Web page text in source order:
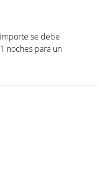
se debe
noches para un